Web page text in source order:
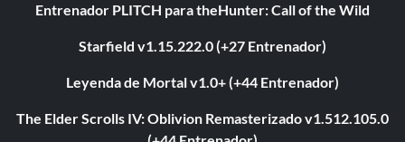
Entrenador PLITCH para theHunter: Call of the Wild
Starfield v1.15.222.0 (+27 Entrenador)
Leyenda de Mortal v1.0+ (+44 Entrenador)
The Elder Scrolls IV: Oblivion Remasterizado v1.512.105.0